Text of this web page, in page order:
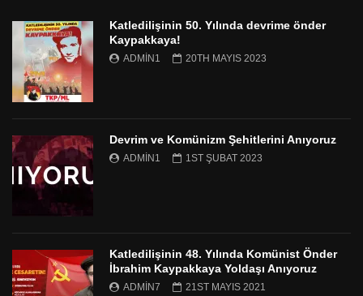
Katledilişinin 50. Yılında devrime önder
Kaypakkaya!
ADMIN1 20TH MAYIS 2023
Devrim ve Komünizm Şehitlerini Anıyoruz
ADMIN1 1ST ŞUBAT 2023
Katledilişinin 48. Yılında Komünist Önder
İbrahim Kaypakkaya Yoldaşı Anıyoruz
ADMIN7 21ST MAYIS 2021